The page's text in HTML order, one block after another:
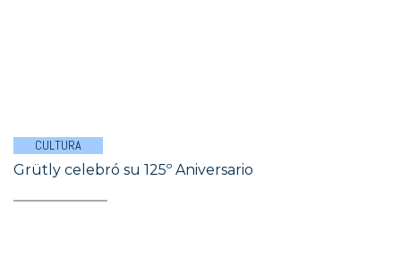
CULTURA
Grütly celebró su 125º Aniversario